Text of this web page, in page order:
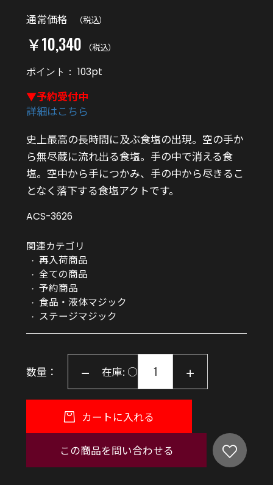
通常価格 （税込）
￥10,340 （税込）
ポイント： 103pt
▼予約受付中
詳細はこちら
史上最高の長時間に及ぶ食塩の出現。空の手か
ら無尽蔵に流れ出る食塩。手の中で消える食
塩。空中から手につかみ、手の中から尽きるこ
となく落下する食塩アクトです。
ACS-3626
関連カテゴリ
再入荷商品
全ての商品
予約商品
食品・液体マジック
ステージマジック
数量： 在庫: ○
カートに入れる
この商品を問い合わせる